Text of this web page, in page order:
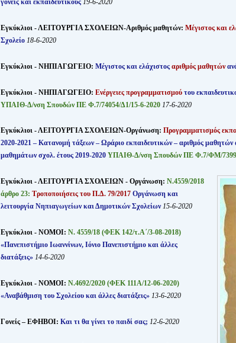
Εγκύκλιοι - ΛΕΙΤΟΥΡΓΙΑ ΣΧΟΛΕΙΩΝ-Αριθμός μαθητών: Μέγιστος και
Σχολείο 18-6-2020
Εγκύκλιοι - ΝΗΠΙΑΓΩΓΕΙΟ: Μέγιστος και ελάχιστος αριθμός μαθητών
Εγκύκλιοι - ΝΗΠΙΑΓΩΓΕΙΟ: Ενέργειες προγραμματισμού του
ΥΠΑΙΘ-Δ/νση Σπουδών ΠΕ Φ.7/74054/Δ1/15-6-2020 17-6-2020
Εγκύκλιοι - ΛΕΙΤΟΥΡΓΙΑ ΣΧΟΛΕΙΩΝ-Οργάνωση: Προγραμματισμός
2020-2021 – Κατανομή τάξεων – Ωράριο εκπαιδευτικών – αριθμός
μαθημάτων σχολ. έτους 2019-2020 ΥΠΑΙΘ-Δ/νση Σπουδών ΠΕ Φ.7/ΦΜ/
Εγκύκλιοι - ΛΕΙΤΟΥΡΓΙΑ ΣΧΟΛΕΙΩΝ - Οργάνωση: Ν.4559/2018
άρθρο 23: Τροποποιήσεις του Π.Δ. 79/2017Οργάνωση και
λειτουργία Νηπιαγωγείων και Δημοτικών Σχολείων15-6-2020
Εγκύκλιοι - ΝΟΜΟΙ: Ν. 4559/18 (ΦΕΚ 142/τ.Α΄/3-08-2018)
«Πανεπιστήμιο Ιωαννίνων, Ιόνιο Πανεπιστήμιο και άλλες
διατάξεις» 14-6-2020
Εγκύκλιοι - ΝΟΜΟΙ: Ν.4692/2020 (ΦΕΚ 111A/12-06-2020)
«Αναβάθμιση του Σχολείου και άλλες διατάξεις» 13-6-2020
Γονείς – ΕΦΗΒΟΙ: Και τι θα γίνει το παιδί σας; 12-6-2020